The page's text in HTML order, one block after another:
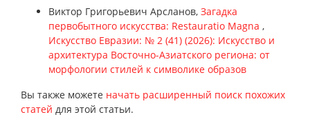
Виктор Григорьевич Арсланов, Загадка
первобытного искусства: Restauratio Magna ,
Искусство Евразии: № 2 (41) (2026): Искусство и
архитектура Восточно-Азиатского региона: от
морфологии стилей к символике образов
Вы также можете начать расширенный поиск похожих
статей для этой статьи.